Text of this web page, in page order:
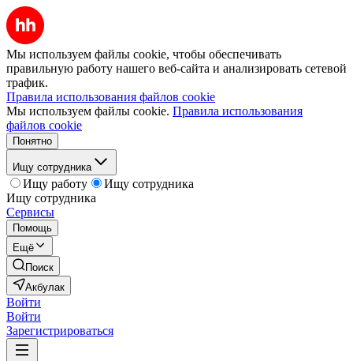
Мы используем файлы cookie, чтобы обеспечивать
правильную работу нашего веб-сайта и анализировать сетевой
трафик.
Правила использования файлов cookie
Мы используем файлы cookie. Правила использования
файлов cookie
Понятно
Ищу сотрудника
Ищу работу
Ищу сотрудника
Ищу сотрудника
Сервисы
Помощь
Ещё
Поиск
Акбулак
Войти
Войти
Зарегистрироваться